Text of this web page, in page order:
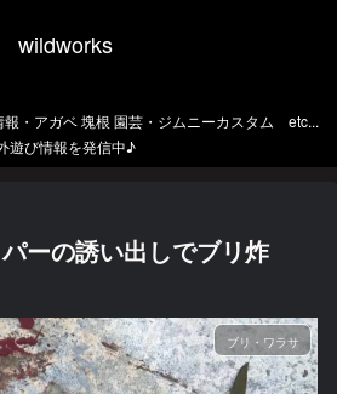
wildworks
報・アガベ 塊根 園芸・ジムニーカスタム etc...
遊び情報を発信中♪
ーの誘い出しでブリ炸
ブリ・ワラサ